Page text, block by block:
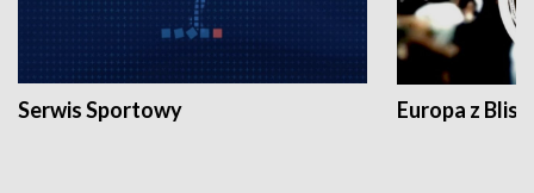
Serwis Sportowy Europa z